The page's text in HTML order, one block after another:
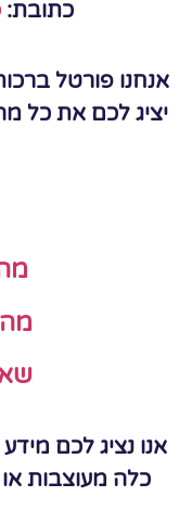
כתובת:
אנחנו פורטל
יציג לכם את כל
אנו נציג לכם
כלה מעוצבות